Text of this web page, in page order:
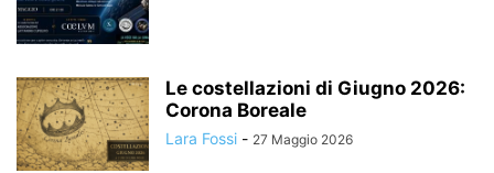
Le costellazioni di Giugno 2026:
Corona Boreale
Lara Fossi - 27 Maggio 2026